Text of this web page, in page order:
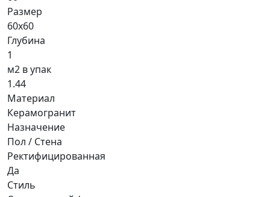
Размер
60x60
Глубина
1
м2 в упак
1.44
Материал
Керамогранит
Назначение
Пол / Стена
Ректифицированная
Да
Стиль